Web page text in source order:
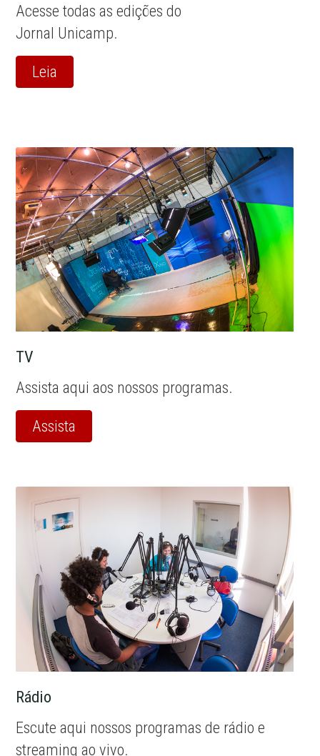
Acesse todas as edições do
Jornal Unicamp.
Leia
TV
Assista aqui aos nossos programas.
Assista
Rádio
Escute aqui nossos programas de rádio e
streaming ao vivo.